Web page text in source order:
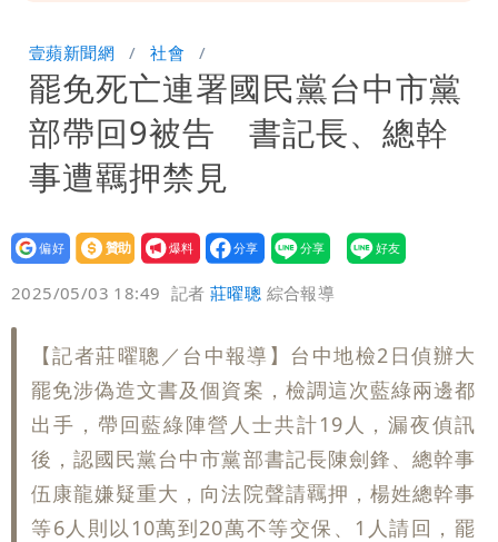
團有機會詐騙慈濟的就是民進黨
營建署前處長收廠商百萬賄款 終判3年
8月將入監
當年缺疫苗缺快篩缺口罩 王鴻薇：陳時
中哪來勇氣要別人道歉
壹蘋新聞網 社會
罷免死亡連署國民黨台中市黨
部帶回9被告 書記長、總幹
事遭羈押禁見
設為
贊助
我要
爆料
2025/05/03 18:49 記者莊曜聰 綜合報導
【記者莊曜聰／台中報導】台中地檢2日偵辦大
罷免涉偽造文書及個資案，檢調這次藍綠兩邊都
出手，帶回藍綠陣營人士共計19人，漏夜偵訊
後，認國民黨台中市黨部書記長陳劍鋒、總幹事
伍康龍嫌疑重大，向法院聲請羈押，楊姓總幹事
等6人則以10萬到20萬不等交保、1人請回，罷